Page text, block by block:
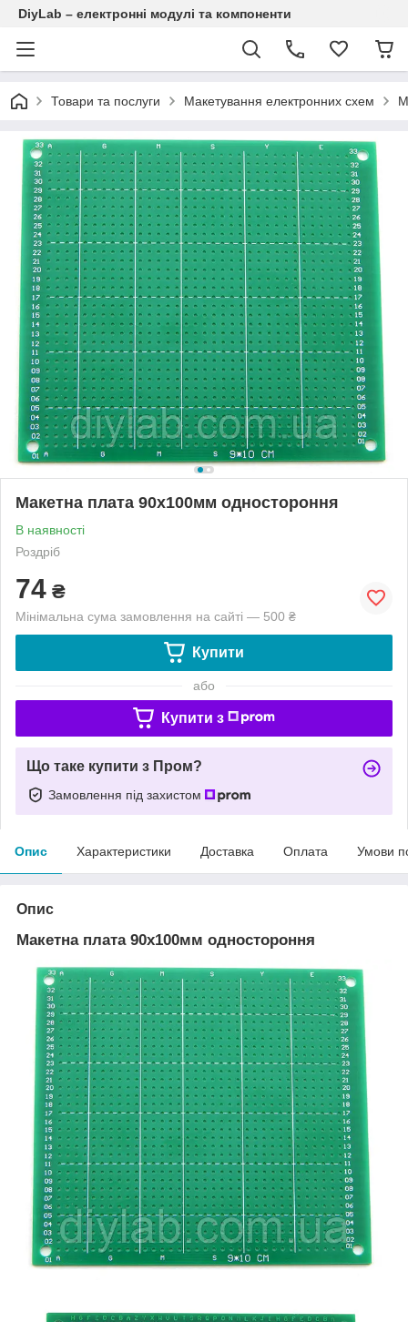
DiyLab – електронні модулі та компоненти
Товари та послуги Макетування електронних схем
Макетна плата 90х100мм одностороння
В наявності
Роздріб
74 ₴
Мінімальна сума замовлення на сайті — 500 ₴
Купити
або
Купити з
Що таке купити з Пром?
Замовлення під захистом
Опис Характеристики Доставка Оплата Умови
Опис
Макетна плата 90х100мм одностороння